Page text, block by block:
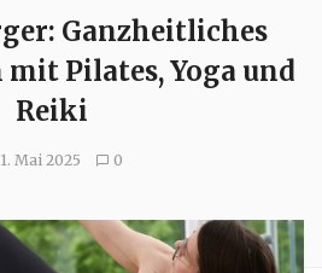
Ganzheitliches
Pilates, Yoga und
Reiki
1. Mai 2025 0